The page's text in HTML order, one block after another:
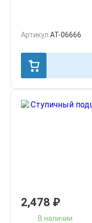
Артикул AT-06666
2,478 ₽
В наличии